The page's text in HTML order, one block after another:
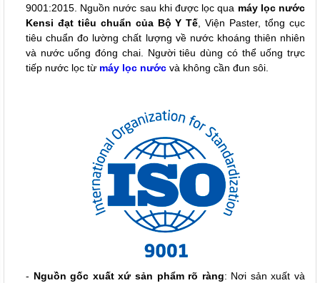
9001:2015. Nguồn nước sau khi được lọc qua máy lọc nước
Kensi đạt tiêu chuẩn của Bộ Y Tế, Viện Paster, tổng cục
tiêu chuẩn đo lường chất lượng về nước khoáng thiên nhiên
và nước uống đóng chai. Người tiêu dùng có thể uống trực
tiếp nước lọc từ máy lọc nước và không cần đun sôi.
- Nguồn gốc xuất xứ sản phẩm rõ ràng: Nơi sản xuất và